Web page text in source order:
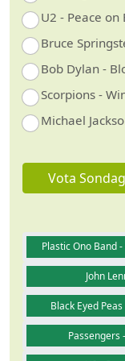
U2 - Peace on
Bruce
Bob Dylan -
Scorpions -
Michael
Vota
Plastic Ono Band
John
Black Eyed
Passengers